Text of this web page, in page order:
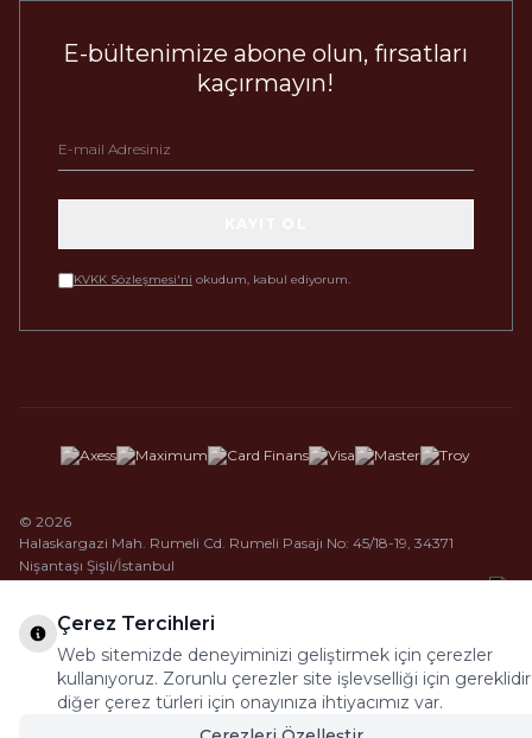
E-bültenimize abone olun, fırsatları
kaçırmayın!
KVKK Sözleşmesi'ni okudum, kabul ediyorum.
© 2026
Halaskargazi Mah. Rumeli Cd. Rumeli Pasajı No: 45/18-19, 34371
Nişantaşı Şişli/İstanbul
Çerez Tercihleri
Web sitemizde deneyiminizi geliştirmek için çerezler
kullanıyoruz. Zorunlu çerezler site işlevselliği için
diğer çerez türleri için onayınıza ihtiyacımız var.